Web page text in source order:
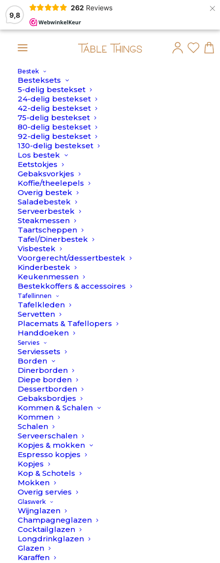
9,8
262 Reviews ×
Bestek
Besteksets
5-delig bestekset
24-delig bestekset
42-delig bestekset
75-delig bestekset
80-delig bestekset
92-delig bestekset
130-delig bestekset
Los bestek
Eetstokjes
Gebaksvorkjes
Koffie/theelepels
Overig bestek
Saladebestek
Serveerbestek
Steakmessen
Taartscheppen
Tafel/Dinerbestek
Visbestek
Voorgerecht/dessertbestek
Kinderbestek
Keukenmessen
Bestekkoffers & accessoires
Tafellinnen
Tafelkleden
Servetten
Placemats & Tafellopers
Handdoeken
Servies
Serviessets
Borden
Dinerborden
Diepe borden
Dessertborden
Gebaksbordjes
Kommen & Schalen
Kommen
Schalen
Serveerschalen
Kopjes & mokken
Espresso kopjes
Kopjes
Kop & Schotels
Mokken
Overig servies
Glaswerk
Wijnglazen
Champagneglazen
Cocktailglazen
Longdrinkglazen
Glazen
Karaffen
op maandag 10 Augustus verstuurd.
Home > Clay
Clay
Linnen servetten – Clay // Himla (4 stuks)